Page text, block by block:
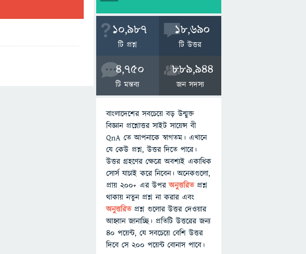
10,987
টি প্রশ্ন
18,690
টি উত্তর
4,750
টি মন্তব্য
889,944
জন সদস্য
বাংলাদেশের সবচেয়ে বড় উন্মুক্ত
বিজ্ঞান প্রশ্নোত্তর সাইট সায়েন্স বী
QnA তে আপনাকে স্বাগতম। এখানে
যে কেউ প্রশ্ন, উত্তর দিতে পারে।
উত্তর গ্রহণের ক্ষেত্রে অবশ্যই একাধিক
সোর্স যাচাই করে নিবেন। অনেকগুলো,
প্রায় ২০০+ এর উপরঅনুত্তরিতপ্রশ্ন
থাকায় নতুন প্রশ্ন না করার এবং
অনুত্তরিত প্রশ্ন গুলোর উত্তর দেওয়ার
আহ্বান জানাচ্ছি। প্রতিটি উত্তরের জন্য
৪০ পয়েন্ট, যে সবচেয়ে বেশি উত্তর
দিবে সে ২০০ পয়েন্ট বোনাস পাবে।